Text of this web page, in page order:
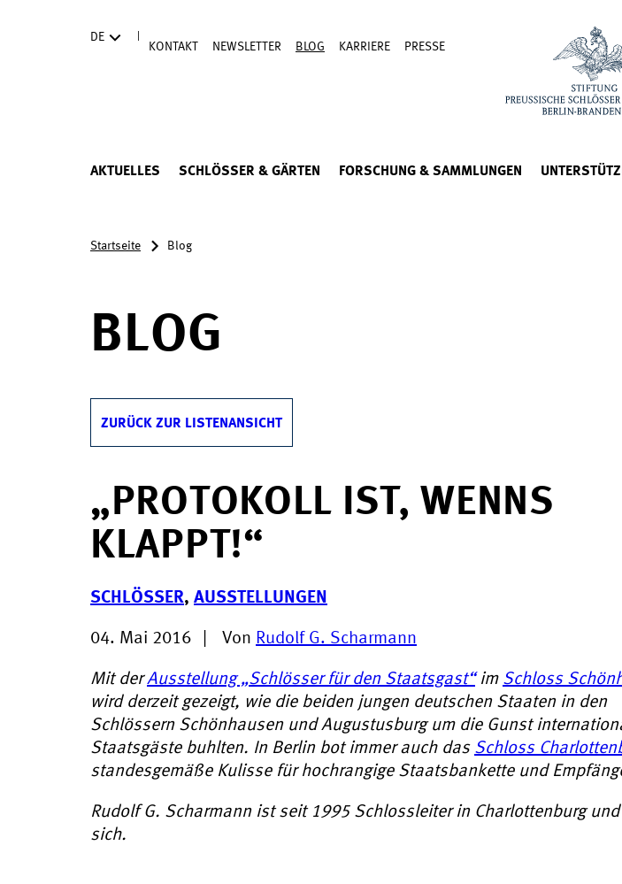
DE
KONTAKT NEWSLETTER BLOG KARRIERE PRESSE
AKTUELLES SCHLÖSSER & GÄRTEN FORSCHUNG & SAMMLUNGEN
Startseite Blog
BLOG
ZURÜCK ZUR LISTENANSICHT
„PROTOKOLL IST, WENNS
KLAPPT!“
SCHLÖSSER, AUSSTELLUNGEN
04. Mai 2016 Von Rudolf G. Scharmann
Mit derAusstellung „Schlösser für den Staatsgast“im Schloss
wird derzeit gezeigt, wie die beiden jungen deutschen Staaten in den
Schlössern Schönhausen und Augustusburg um die Gunst
Staatsgäste buhlten. In Berlin bot immer auch das Schloss
standesgemäße Kulisse für hochrangige Staatsbankette und
Rudolf G. Scharmann ist seit 1995 Schlossleiter in Charlottenburg
sich.